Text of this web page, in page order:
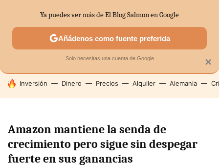
SECTORES ECONOMÍA DOMÉSTICA MERCADOS
HOY SE HABLA DE
Inversión Dinero Precios Alquiler Alemania
Amazon mantiene la senda de
crecimiento pero sigue sin despegar
fuerte en sus ganancias
×
Ya puedes ver más de El Blog Salmon en Google
Añádenos como fuente preferida
Solo necesitas una cuenta de Google